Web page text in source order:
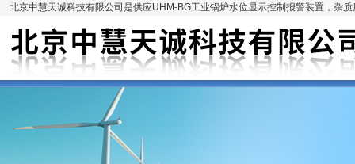
北京中慧天诚科技有限公司是供应UHM-BG工业锅炉水位显示控制报警装置，杂